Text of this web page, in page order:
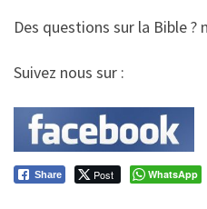
Des questions sur la Bible ?
Suivez nous sur :
Share Post WhatsApp